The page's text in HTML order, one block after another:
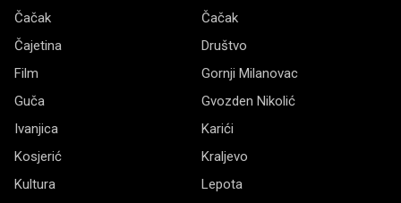
Čačak
Čačak
Čajetina
Društvo
Film
Gornji Milanovac
Guča
Gvozden Nikolić
Ivanjica
Karići
Kosjerić
Kraljevo
Kultura
Lepota